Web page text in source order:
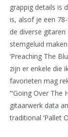
grappig details is
is, alsof je een
de diverse gitaren
stemgeluid
‘Preaching The
zijn er enkele die
favorieten mag
‘“Going Over The
gitaarwerk data
traditional ‘Pallet